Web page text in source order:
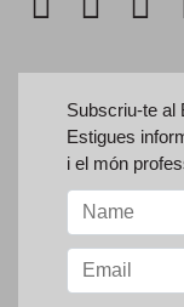
Subscriu-te al
Estigues
i el món